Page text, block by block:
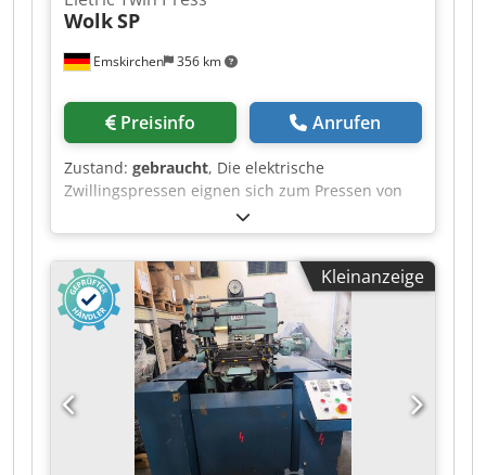
Emskirchen 356 km
WolkSP
Preisinfo Anrufen
Zustand: gebraucht, Die elektrische
Zwillingspressen eignen sich zum Pressen von
Büchern, Broschüren, Plakaten, Bildern etc. The
electric twin presses are suitable for pressing
books, brochures, posters, pictures, etc.
Elektrische Zwillingspresse / Eletric Twin Press
Wolk SP Serial-No. 909 Pressdruck / Pressure
max. 2500kgs Pressfläche ja Pressplatte / Press
Area each Plate 340 x 430mm Pressdruck
regelbar / Adjustable pressing pressure
Chsdpfszr Iqlox Abxsa Online-Video-Inspection
by WhatsApp - MS Zoom - Telegram On Stock
Emskirchen/Nürnberg - Available Immediately -
Can be test
Kleinanzeige